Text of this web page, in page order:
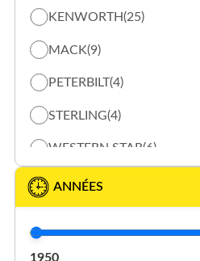
TRACTEUR DE TERMINAL
VACUUM
KENWORTH(25)
MACK(9)
PETERBILT(4)
STERLING(4)
WESTERN STAR(6)
ANNÉES
1950